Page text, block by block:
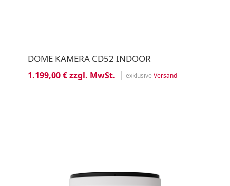
DOME KAMERA CD52 INDOOR
1.199,00 € zzgl. MwSt. exklusive Versand